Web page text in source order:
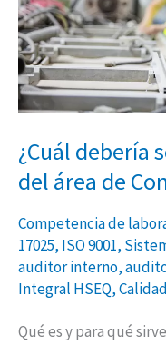
¿Cuál debería
del área de
Competencia de
17025, ISO 9001,
auditor interno,
Integral HSEQ,Calidad
Qué es y para qué
del
área
de
Control
de